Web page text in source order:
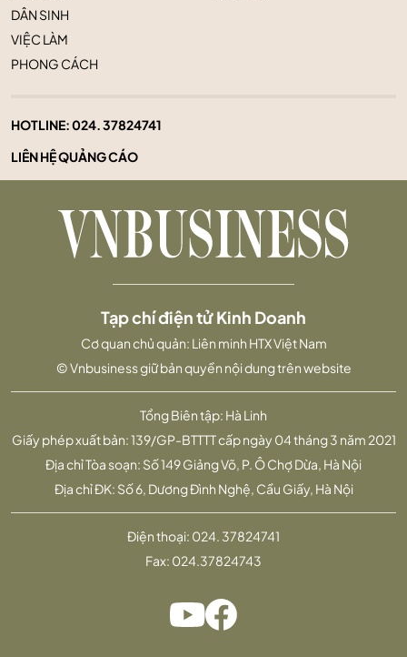
DÂN SINH
VIỆC LÀM
PHONG CÁCH
HOTLINE:024. 37824741
LIÊN HỆ QUẢNG CÁO
Tổng Biên tập: Hà Linh
Giấy phép xuất bản: 139/GP-BTTTT cấp ngày 04 tháng 3 năm 2021
Địa chỉ Tòa soạn: Số 149 Giảng Võ, P. Ô Chợ Dừa, Hà Nội
Địa chỉ ĐK: Số 6, Dương Đình Nghệ, Cầu Giấy, Hà Nội
Tạp chí điện tử Kinh Doanh
Cơ quan chủ quản: Liên minh HTX Việt Nam
© Vnbusiness giữ bản quyền nội dung trên website
Điện thoại: 024. 37824741
Fax: 024.37824743